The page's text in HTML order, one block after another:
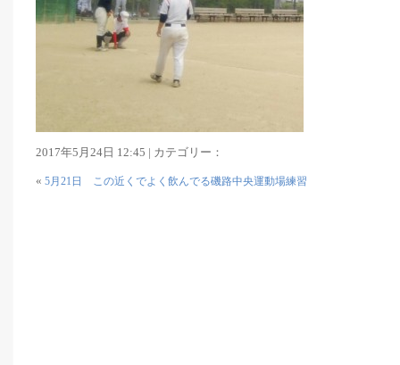
2017年5月24日 12:45 | カテゴリー：
« 5月21日 この近くでよく飲んでる磯路中央運動場練習